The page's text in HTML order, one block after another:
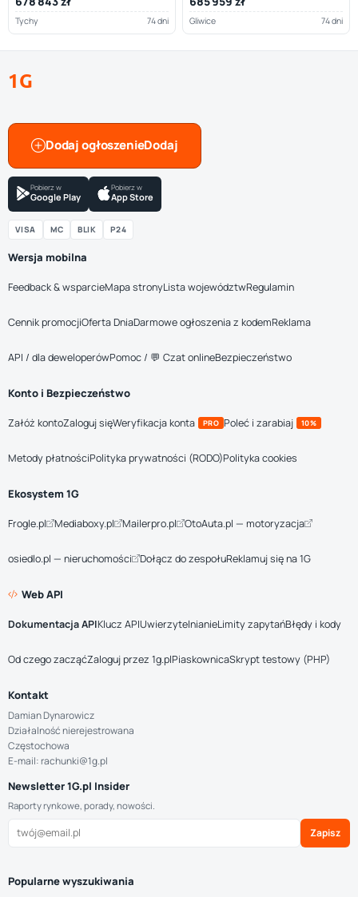
Tychy 74 dni Gliwice 74 dni
1G
Dodaj ogłoszenie
Pobierz w
Google Play
Pobierz w
App Store
VISA MC BLIK P24
Wersja mobilna
Feedback & wsparcieMapa stronyLista województwRegulamin
Cennik promocjiOferta DniaDarmowe ogłoszenia z kodemReklama
API / dla deweloperówPomoc / 💬 Czat onlineBezpieczeństwo
Konto i Bezpieczeństwo
Załóż kontoZaloguj sięWeryfikacja konta PRO Poleć i zarabiaj 10%
Metody płatnościPolityka prywatności (RODO)Polityka cookies
Ekosystem 1G
Frogle.pl Mediaboxy.pl Mailerpro.pl OtoAuta.pl — motoryzacja
osiedlo.pl — nieruchomości Dołącz do zespołuReklamuj się na 1G
Web API
Dokumentacja APIKlucz APIUwierzytelnianieLimity zapytańBłędy i kody
Od czego zacząćZaloguj przez 1g.plPiaskownicaSkrypt testowy (PHP)
Kontakt
Damian Dynarowicz
Działalność nierejestrowana
Częstochowa
E-mail: rachunki@1g.pl
Newsletter 1G.pl Insider
Raporty rynkowe, porady, nowości.
Zapisz
Popularne wyszukiwania